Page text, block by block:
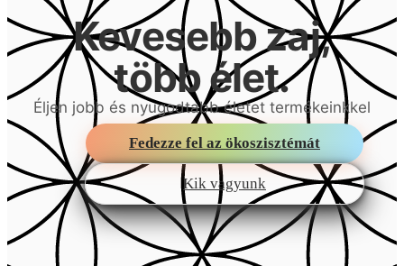
Kevesebb zaj,
több élet.
Éljen jobb és nyugodtabb életet termékeinkkel
Fedezze fel az ökoszisztémát
Kik vagyunk